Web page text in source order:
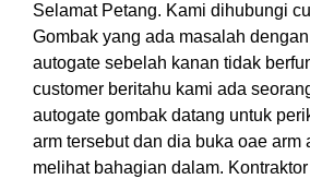
Selamat Petang. Kami dihubungi
Gombak yang ada masalah
autogate sebelah kanan tidak
customer beritahu kami ada
autogate gombak datang untuk
arm tersebut dan dia buka oae arm
melihat bahagian dalam.